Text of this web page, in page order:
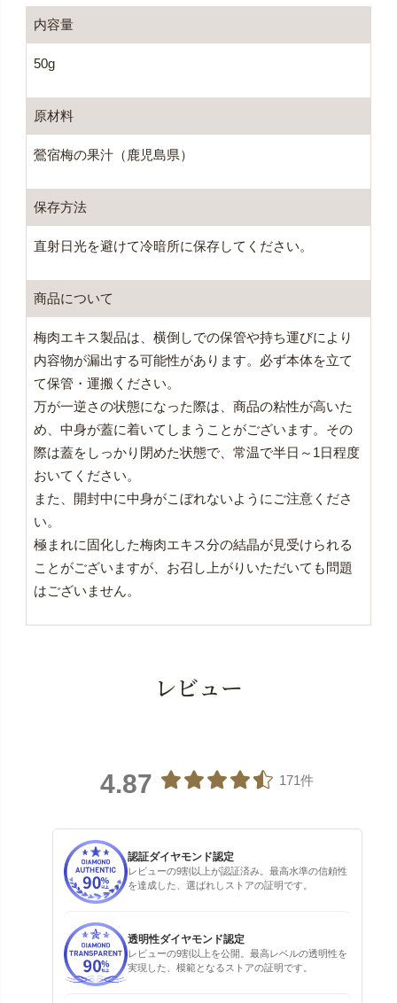
内容量
50g
原材料
鶯宿梅の果汁（鹿児島県）
保存方法
直射日光を避けて冷暗所に保存してください。
商品について
梅肉エキス製品は、横倒しでの保管や持ち運びにより
内容物が漏出する可能性があります。必ず本体を立て
て保管・運搬ください。
万が一逆さの状態になった際は、商品の粘性が高いた
め、中身が蓋に着いてしまうことがございます。その
際は蓋をしっかり閉めた状態で、常温で半日～1日程度
おいてください。
また、開封中に中身がこぼれないようにご注意くださ
い。
極まれに固化した梅肉エキス分の結晶が見受けられる
ことがございますが、お召し上がりいただいても問題
はございません。
レビュー
4.87 171件
認証ダイヤモンド認定
レビューの9割以上が認証済み。最高水準の信頼性
を達成した、選ばれしストアの証明です。
透明性ダイヤモンド認定
レビューの9割以上を公開。最高レベルの透明性を
実現した、模範となるストアの証明です。